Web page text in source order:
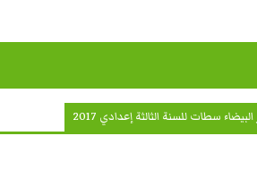
سطات للسنة الثالثة إعدادي 2017